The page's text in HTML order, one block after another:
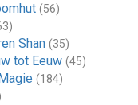
(56)
Shan (35)
tot Eeuw (45)
(184)